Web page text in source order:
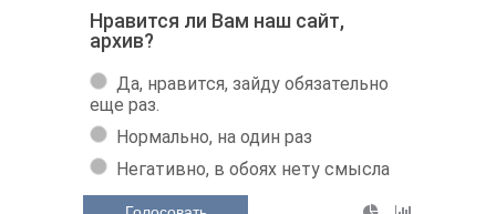
Поиск
Найти
Голосуем